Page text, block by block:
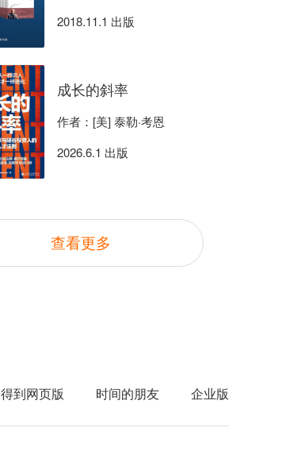
2018.11.1 出版
成长的斜率
作者：[美] 泰勒·考恩
2026.6.1 出版
查看更多
得到网页版 时间的朋友 企业版